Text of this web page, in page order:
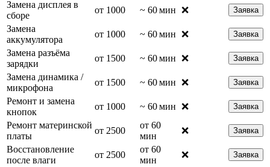
Замена дисплея в
сборе
от 1000 ~ 60 мин ❌ Заявка
Замена
аккумулятора
от 1000 ~ 60 мин ❌ Заявка
Замена разъёма
зарядки
от 1500 ~ 60 мин ❌ Заявка
Замена динамика /
микрофона
от 1500 ~ 60 мин ❌ Заявка
Ремонт и замена
кнопок
от 1000 ~ 60 мин ❌ Заявка
Ремонт материнской
платы
от 2500
от 60
мин
❌ Заявка
Восстановление
после влаги
от 2500
от 60
мин
❌ Заявка